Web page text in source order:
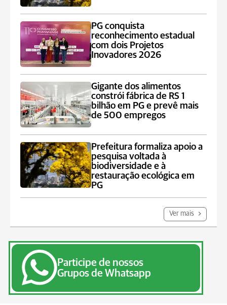
PG conquista
reconhecimento estadual
com dois Projetos
Inovadores 2026
Gigante dos alimentos
constrói fábrica de RS 1
bilhão em PG e prevê mais
de 500 empregos
Prefeitura formaliza apoio a
pesquisa voltada à
biodiversidade e à
restauração ecológica em
PG
Ver mais
Participe de nossos
Grupos de Whatsapp